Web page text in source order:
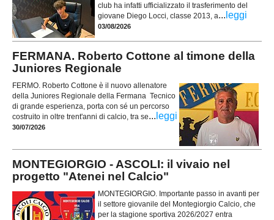
club ha infatti ufficializzato il trasferimento del
giovane Diego Locci, classe 2013, a... leggi
03/08/2026
FERMANA. Roberto Cottone al timone della
Juniores Regionale
FERMO. Roberto Cottone è il nuovo allenatore
della Juniores Regionale della Fermana Tecnico
di grande esperienza, porta con sé un percorso
costruito in oltre trent'anni di calcio, tra se... leggi
30/07/2026
MONTEGIORGIO - ASCOLI: il vivaio nel
progetto "Atenei nel Calcio"
MONTEGIORGIO. Importante passo in avanti per
il settore giovanile del Montegiorgio Calcio, che
per la stagione sportiva 2026/2027 entra